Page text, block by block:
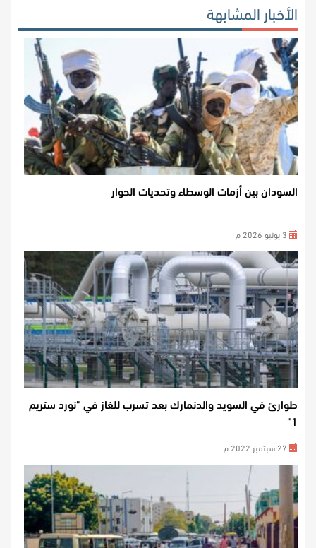
الأخبار المشابهة
السودان بين أزمات الوسطاء وتحديات الحوار
طوارئ في السويد والدنمارك بعد تسرب للغاز في "نورد ستريم
1"